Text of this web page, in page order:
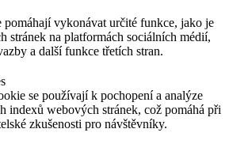
vykonávat určité funkce, jako je
stránek na platformách sociálních médií,
a další funkce třetích stran.
se používají k pochopení a analýze
indexů webových stránek, což pomáhá při
zkušenosti pro návštěvníky.